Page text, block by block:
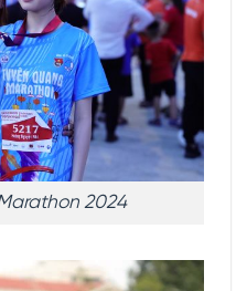
2024